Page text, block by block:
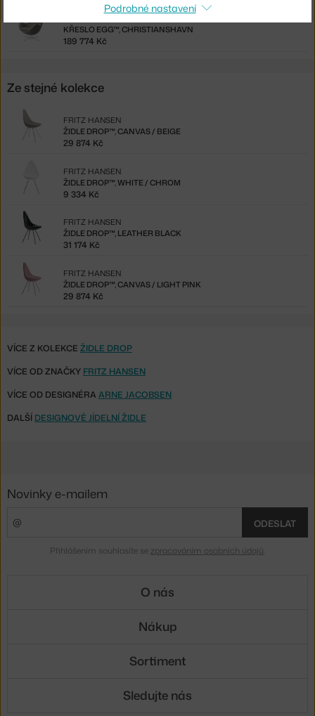
KŘESLO EGG™, CHRISTIANSHAVN
189 774 Kč
Ze stejné kolekce
ŽIDLE DROP™, CANVAS / BEIGE
FRITZ HANSEN
29 874 Kč
ŽIDLE DROP™, WHITE / CHROM
FRITZ HANSEN
9 334 Kč
ŽIDLE DROP™, LEATHER BLACK
FRITZ HANSEN
31 174 Kč
ŽIDLE DROP™, CANVAS / LIGHT PINK
FRITZ HANSEN
29 874 Kč
VÍCE Z KOLEKCE ŽIDLE DROP
VÍCE OD ZNAČKY FRITZ HANSEN
VÍCE OD DESIGNÉRA ARNE JACOBSEN
DALŠÍ DESIGNOVÉ JÍDELNÍ ŽIDLE
Podrobné nastavení
Novinky e-mailem
ODESLAT
Přihlášením souhlasíte se zpracováním osobních údajů
O nás
Nákup
Sortiment
Sledujte nás